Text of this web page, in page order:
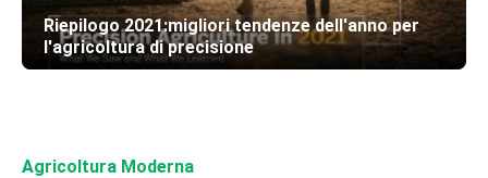
Riepilogo 2021:migliori tendenze dell'anno per
l'agricoltura di precisione
Agricoltura Moderna